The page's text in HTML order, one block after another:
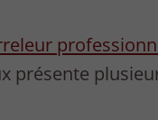
présente